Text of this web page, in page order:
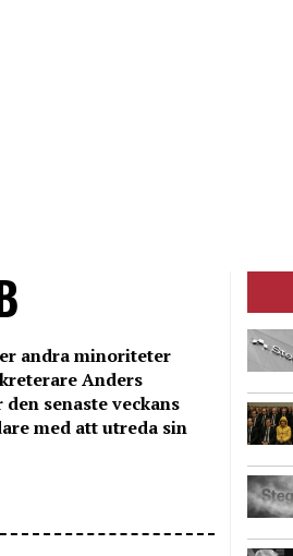
andra minoriteter
Anders
senaste veckans
med att utreda sin